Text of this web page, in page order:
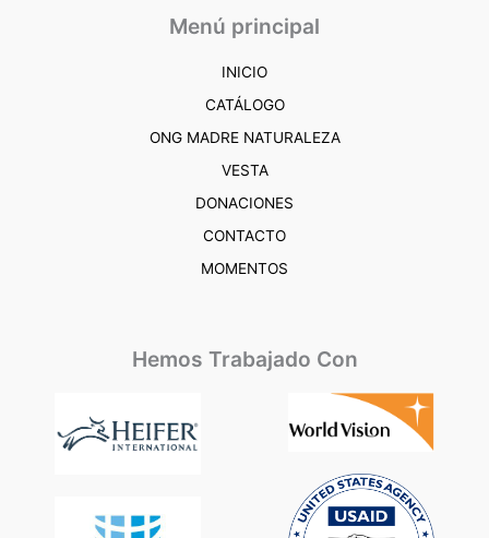
Menú principal
INICIO
CATÁLOGO
ONG MADRE NATURALEZA
VESTA
DONACIONES
CONTACTO
MOMENTOS
Hemos Trabajado Con